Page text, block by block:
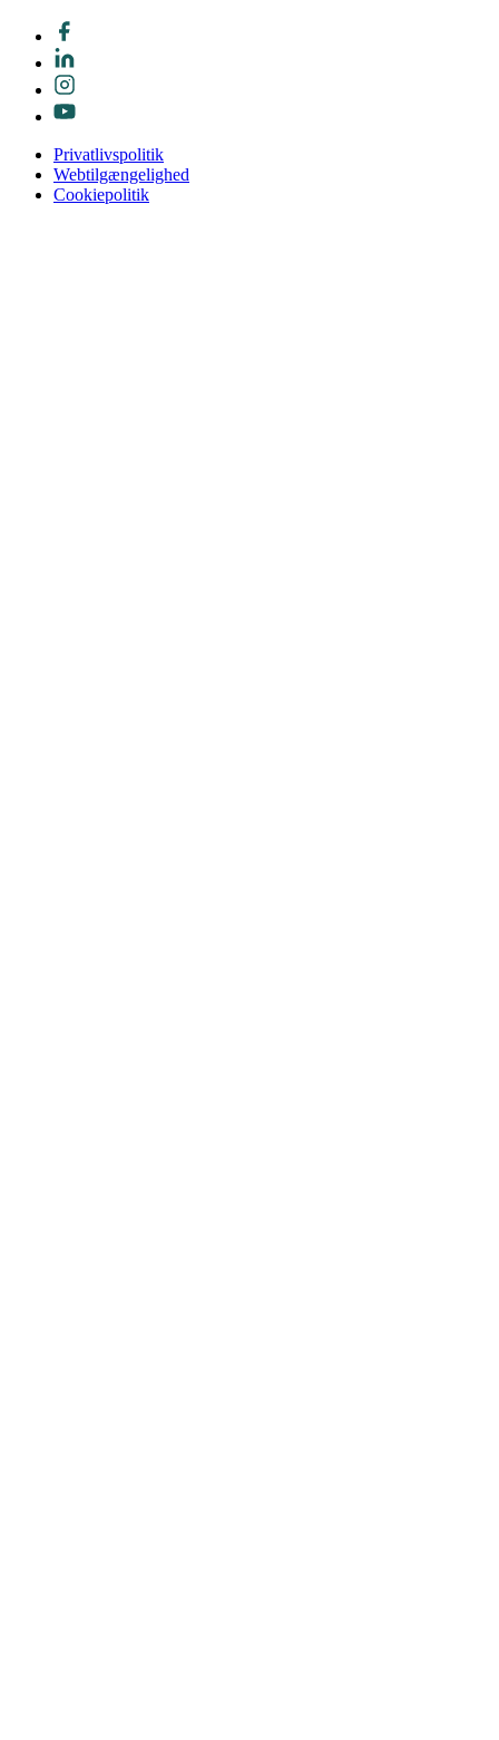
Privatlivspolitik
Webtilgængelighed
Cookiepolitik